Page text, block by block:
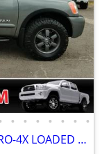
• • • • • • •
2013 Nissan Titan Crew Cab 4WD V8 PRO-4X LOADED *Gray*